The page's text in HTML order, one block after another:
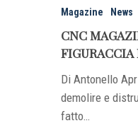
Magazine News
CNC
FIGURACCIA
Di Antonello
demolire e
fatto…